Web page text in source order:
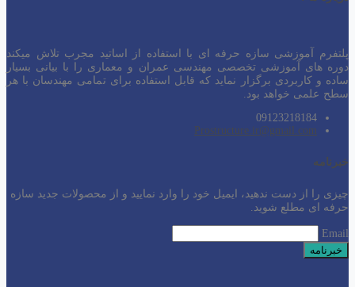
پلتفرم آموزشی سازه حرفه ای با استفاده از اساتید مجرب تلاش میکند
دوره های آموزشی تخصصی مهندسی عمران و معماری را با بیانی بسیار
ساده و کاربردی برگزار نماید که قابل استفاده برای تمامی مهندسان با هر
سطح علمی خواهد بود.
09123218184
Prostructure.ir@gmail.com
خبرنامه
چیزی را از دست ندهید، ایمیل خود را وارد نمایید و از محصولات جدید سازه
حرفه ای مطلع شوید.
Email